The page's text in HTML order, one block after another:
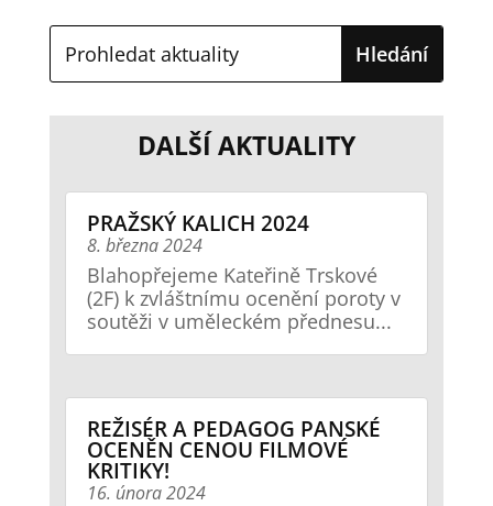
DALŠÍ AKTUALITY
PRAŽSKÝ KALICH 2024
8. března 2024
Blahopřejeme Kateřině Trskové
(2F) k zvláštnímu ocenění poroty v
soutěži v uměleckém přednesu...
REŽISÉR A PEDAGOG PANSKÉ
OCENĚN CENOU FILMOVÉ
KRITIKY!
16. února 2024